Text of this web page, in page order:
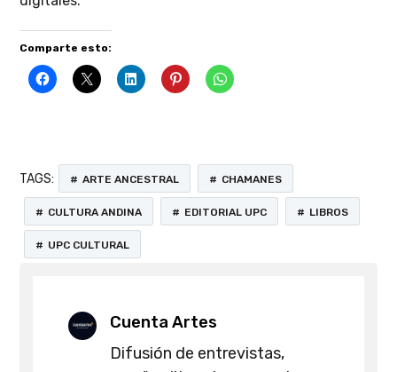
Comparte esto:
TAGS: ARTE ANCESTRAL CHAMANES
CULTURA ANDINA EDITORIAL UPC LIBROS
UPC CULTURAL
Cuenta Artes
Difusión de entrevistas,